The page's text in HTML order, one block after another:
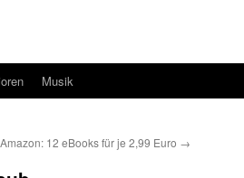
Musik
12 eBooks für je 2,99 Euro →